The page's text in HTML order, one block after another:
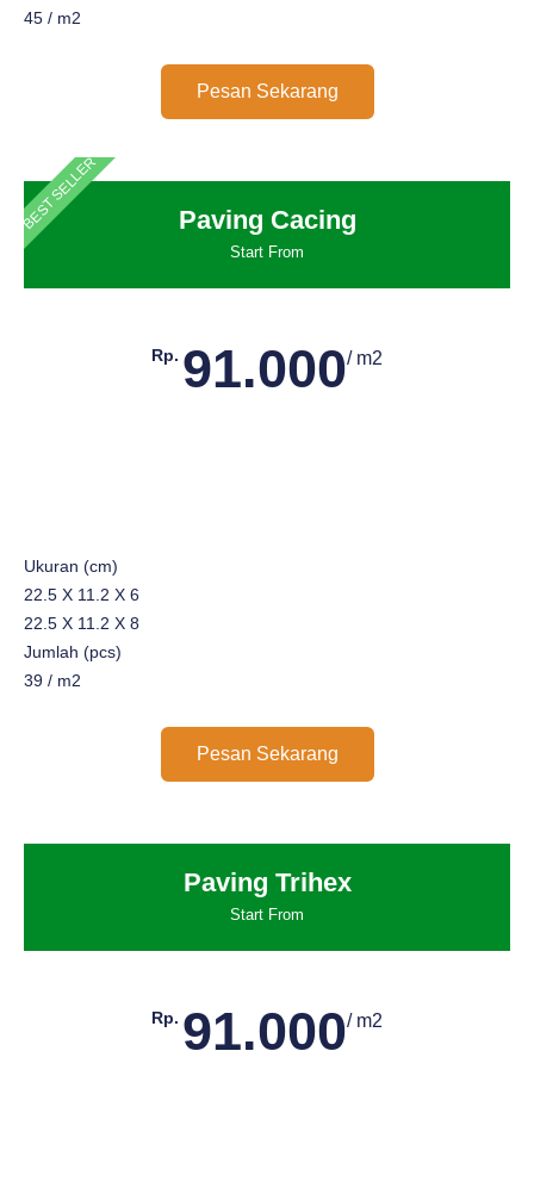
45 / m2
Pesan Sekarang
BEST SELLER Paving Cacing
Start From
Rp. 91.000/ m2
Ukuran (cm)
22.5 X 11.2 X 6
22.5 X 11.2 X 8
Jumlah (pcs)
39 / m2
Pesan Sekarang
Paving Trihex
Start From
Rp. 91.000/ m2